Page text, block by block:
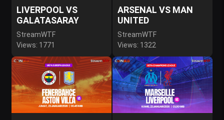
LIVERPOOL VS
GALATASARAY
StreamWTF
Views: 1771
ARSENAL VS MAN
UNITED
StreamWTF
Views: 1322